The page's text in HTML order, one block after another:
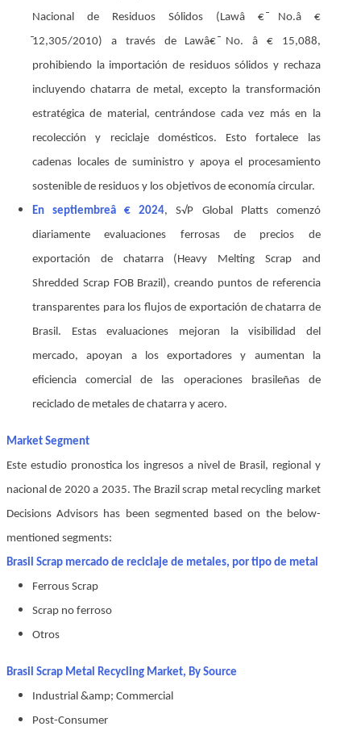
Nacional de Residuos Sólidos (Lawâ € ̄No.â €
̄12,305/2010) a través de Lawâ€ ̄No. â € 15,088,
prohibiendo la importación de residuos sólidos y rechaza
incluyendo chatarra de metal, excepto la transformación
estratégica de material, centrándose cada vez más en la
recolección y reciclaje domésticos. Esto fortalece las
cadenas locales de suministro y apoya el procesamiento
sostenible de residuos y los objetivos de economía circular.
En septiembreâ € 2024, S√P Global Platts comenzó
diariamente evaluaciones ferrosas de precios de
exportación de chatarra (Heavy Melting Scrap and
Shredded Scrap FOB Brazil), creando puntos de referencia
transparentes para los flujos de exportación de chatarra de
Brasil. Estas evaluaciones mejoran la visibilidad del
mercado, apoyan a los exportadores y aumentan la
eficiencia comercial de las operaciones brasileñas de
reciclado de metales de chatarra y acero.
Market Segment
Este estudio pronostica los ingresos a nivel de Brasil, regional y
nacional de 2020 a 2035. The Brazil scrap metal recycling market
Decisions Advisors has been segmented based on the below-
mentioned segments:
Brasil Scrap mercado de reciclaje de metales, por tipo de metal
Ferrous Scrap
Scrap no ferroso
Otros
Brasil Scrap Metal Recycling Market, By Source
Industrial &amp; Commercial
Post-Consumer